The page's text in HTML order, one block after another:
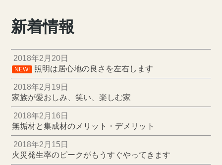
新着情報
2018年2月20日
NEW! 照明は居心地の良さを左右します
2018年2月19日
家族が愛おしみ、笑い、楽しむ家
2018年2月16日
無垢材と集成材のメリット・デメリット
2018年2月15日
火災発生率のピークがもうすぐやってきます